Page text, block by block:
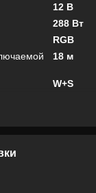
12 В
288 Вт
RGB
18 м
W+S